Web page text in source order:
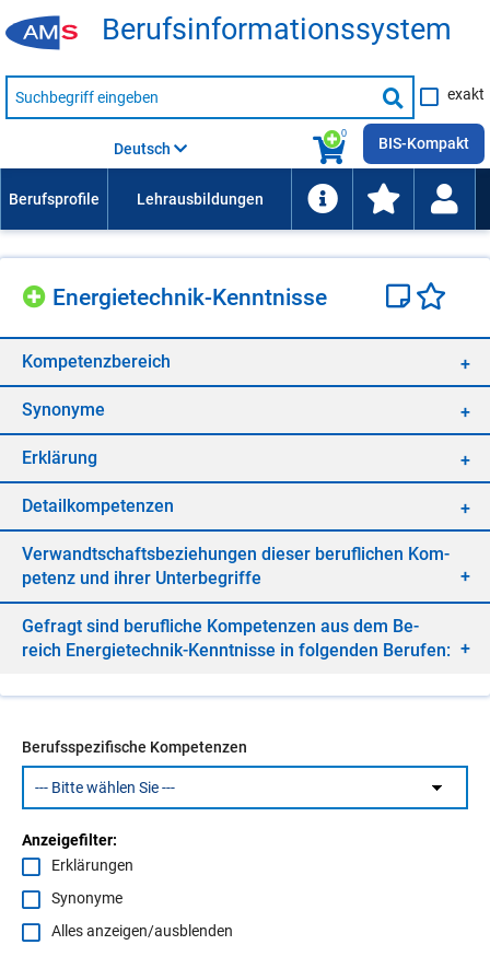
Be­rufs­in­for­ma­ti­ons­sys­tem
Suche
nach
Suche
starten
exakt
0
Deutsch BIS-Kompakt
En­er­gie­tech­nik-Kennt­nis­se
Kom­pe­tenz­be­reich
Syn­ony­me
Er­klä­rung
De­tail­kom­pe­ten­zen
Ver­wandt­schafts­be­zie­hun­gen die­ser be­ruf­li­chen Kom­
pe­tenz und ih­rer Un­ter­be­grif­fe
Ge­fragt sind be­ruf­li­che Kom­pe­ten­zen aus dem Be­
reich En­er­gie­tech­nik-Kennt­nis­se in fol­gen­den Be­ru­fen:
Berufsspezifische Kompetenzen
Anzeigefilter:
Erklärungen
Synonyme
Alles anzeigen/ausblenden